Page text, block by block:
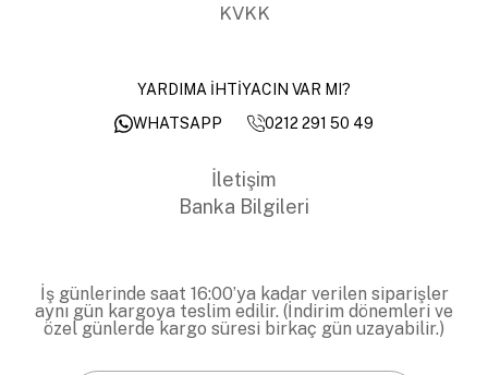
KVKK
YARDIMA İHTİYACIN VAR MI?
WHATSAPP
0212 291 50 49
İletişim
Banka Bilgileri
İş günlerinde saat 16:00’ya kadar verilen siparişler
aynı gün kargoya teslim edilir. (İndirim dönemleri ve
özel günlerde kargo süresi birkaç gün uzayabilir.)